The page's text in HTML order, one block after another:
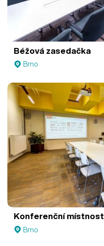
Béžová zasedačka
Brno
Konferenční místnost
Brno